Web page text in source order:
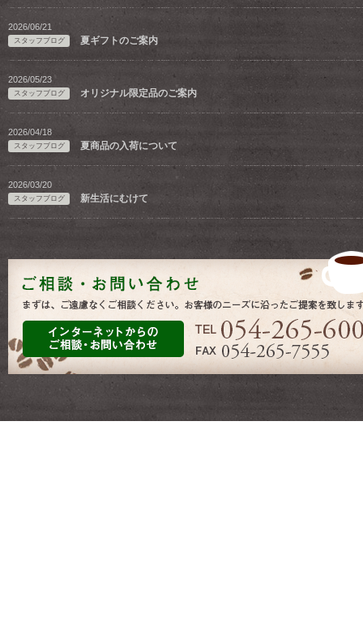
2026/06/21
スタッフブログ 夏ギフトのご案内
2026/05/23
スタッフブログ オリジナル限定品のご案内
2026/04/18
スタッフブログ 夏商品の入荷について
2026/03/20
スタッフブログ 新生活にむけて